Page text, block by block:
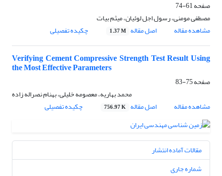
صفحه61-74
مصطفی مومنی، رسول اجل لوئیان، میثم بیات
مشاهده مقاله
اصل مقاله 1.37 M چکیده تفصیلی
Verifying Cement Compressive Strength Test Result Using
the Most Effective Parameters
صفحه75-83
محمد بهاریه، معصومه خلیلی، بهنام نصراله زاده
مشاهده مقاله
اصل مقاله 756.97 K چکیده تفصیلی
مقالات آماده انتشار
شماره جاری